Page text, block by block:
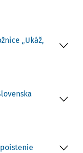
„Ukáž,